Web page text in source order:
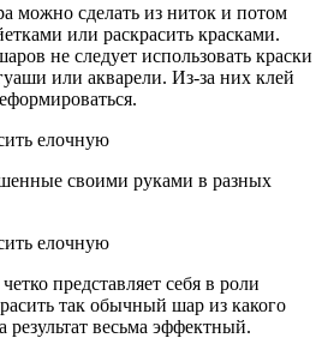
можно сделать из ниток и потом
или раскрасить красками.
не следует использовать краски
или акварели. Из-за них клей
своими руками в разных
представляет себя в роли
так обычный шар из какого
результат весьма эффектный.